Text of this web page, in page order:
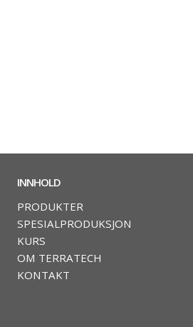
INNHOLD
PRODUKTER
SPESIALPRODUKSJON
KURS
OM TERRATECH
KONTAKT